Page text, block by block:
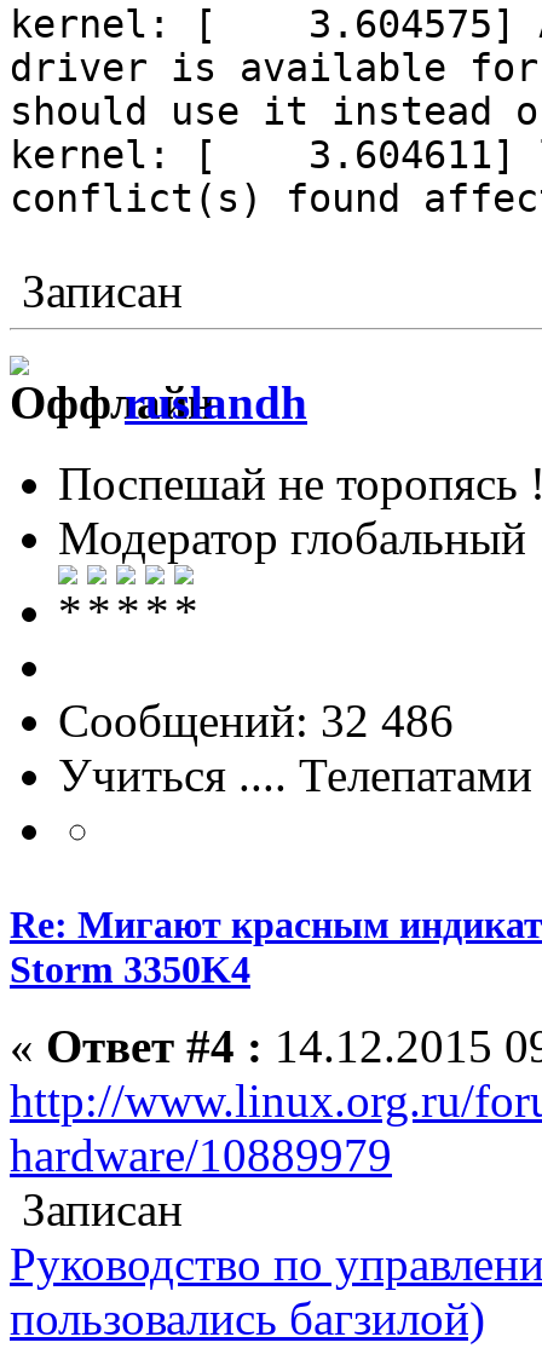
kernel: [ 3.604575]
driver is available
should use it instead
kernel: [ 3.604611]
conflict(s) found
Записан
ruslandh
Поспешай не торопясь
Модератор глобальный
Сообщений: 32 486
Учиться ....
Re: Мигают красным
Storm 3350K4
« Ответ #4 : 14.12.2015
http://www.linux.org.ru/
hardware/10889979
Записан
Руководство по
пользовались багзилой)